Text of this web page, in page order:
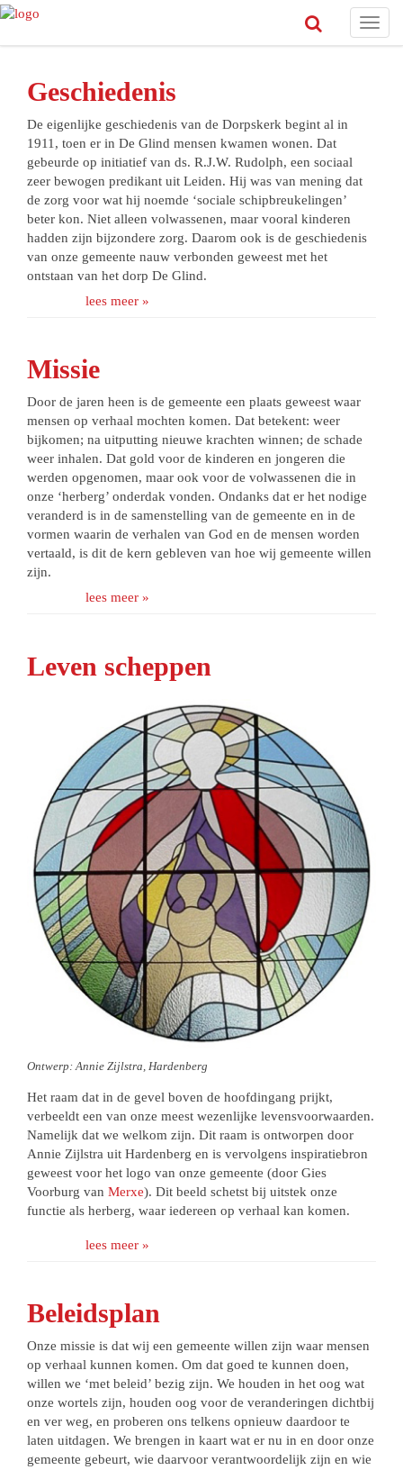
Geschiedenis
De eigenlijke geschiedenis van de Dorpskerk begint al in
1911, toen er in De Glind mensen kwamen wonen. Dat
gebeurde op initiatief van ds. R.J.W. Rudolph, een sociaal
zeer bewogen predikant uit Leiden. Hij was van mening dat
de zorg voor wat hij noemde ‘sociale schipbreukelingen’
beter kon. Niet alleen volwassenen, maar vooral kinderen
hadden zijn bijzondere zorg. Daarom ook is de geschiedenis
van onze gemeente nauw verbonden geweest met het
ontstaan van het dorp De Glind.
lees meer »
Missie
Door de jaren heen is de gemeente een plaats geweest waar
mensen op verhaal mochten komen. Dat betekent: weer
bijkomen; na uitputting nieuwe krachten winnen; de schade
weer inhalen. Dat gold voor de kinderen en jongeren die
werden opgenomen, maar ook voor de volwassenen die in
onze ‘herberg’ onderdak vonden. Ondanks dat er het nodige
veranderd is in de samenstelling van de gemeente en in de
vormen waarin de verhalen van God en de mensen worden
vertaald, is dit de kern gebleven van hoe wij gemeente willen
zijn.
lees meer »
Leven scheppen
Ontwerp: Annie Zijlstra, Hardenberg
Het raam dat in de gevel boven de hoofdingang prijkt,
verbeeldt een van onze meest wezenlijke levensvoorwaarden.
Namelijk dat we welkom zijn. Dit raam is ontworpen door
Annie Zijlstra uit Hardenberg en is vervolgens inspiratiebron
geweest voor het logo van onze gemeente (door Gies
Voorburg van Merxe). Dit beeld schetst bij uitstek onze
functie als herberg, waar iedereen op verhaal kan komen.
lees meer »
Beleidsplan
Onze missie is dat wij een gemeente willen zijn waar mensen
op verhaal kunnen komen. Om dat goed te kunnen doen,
willen we ‘met beleid’ bezig zijn. We houden in het oog wat
onze wortels zijn, houden oog voor de veranderingen dichtbij
en ver weg, en proberen ons telkens opnieuw daardoor te
laten uitdagen. We brengen in kaart wat er nu in en door onze
gemeente gebeurt, wie daarvoor verantwoordelijk zijn en wie